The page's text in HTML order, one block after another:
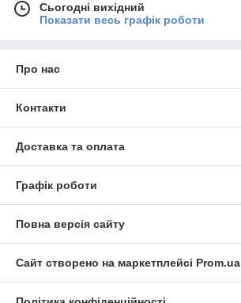
Сьогодні вихідний
Показати весь графік роботи
Про нас
Контакти
Доставка та оплата
Графік роботи
Повна версія сайту
Сайт створено на маркетплейсі Prom.ua